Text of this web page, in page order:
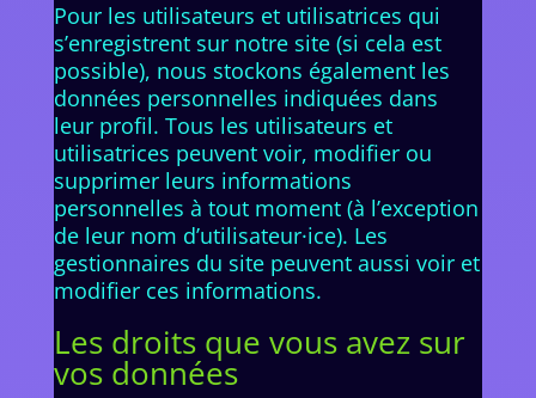
Pour les utilisateurs et utilisatrices qui
s’enregistrent sur notre site (si cela est
possible), nous stockons également les
données personnelles indiquées dans
leur profil. Tous les utilisateurs et
utilisatrices peuvent voir, modifier ou
supprimer leurs informations
personnelles à tout moment (à l’exception
de leur nom d’utilisateur·ice). Les
gestionnaires du site peuvent aussi voir et
modifier ces informations.
Les droits que vous avez sur
vos données